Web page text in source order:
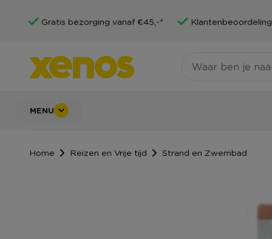
Gratis bezorging vanaf €45,-*
MENU
Home Reizen en Vrije tijd Strand en Zwembad